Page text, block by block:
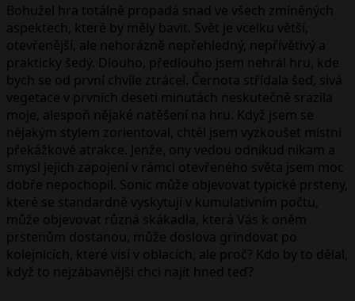
Bohužel hra totálně propadá snad ve všech zmíněných
aspektech, které by měly bavit. Svět je vcelku větší,
otevřenější, ale nehorázně nepřehledný, nepřívětivý a
prakticky šedý. Dlouho, předlouho jsem nehrál hru, kde
bych se od první chvíle ztrácel. Černota střídala šeď, sivá
vegetace v prvních deseti minutách neskutečně srazila
moje, alespoň nějaké natěšení na hru. Když jsem se
nějakým stylem zorientoval, chtěl jsem vyzkoušet místní
překážkové atrakce. Jenže, ony vedou odnikud nikam a
smysl jejich zapojení v rámci otevřeného světa jsem moc
dobře nepochopil. Sonic může objevovat typické prsteny,
které se standardně vyskytují v kumulativním počtu,
může objevovat různá skákadla, která Vás k oněm
prstenům dostanou, může doslova grindovat po
kolejnicích, které visí v oblacích, ale proč? Kdo by to dělal,
když to nejzábavnější chci najít hned teď?